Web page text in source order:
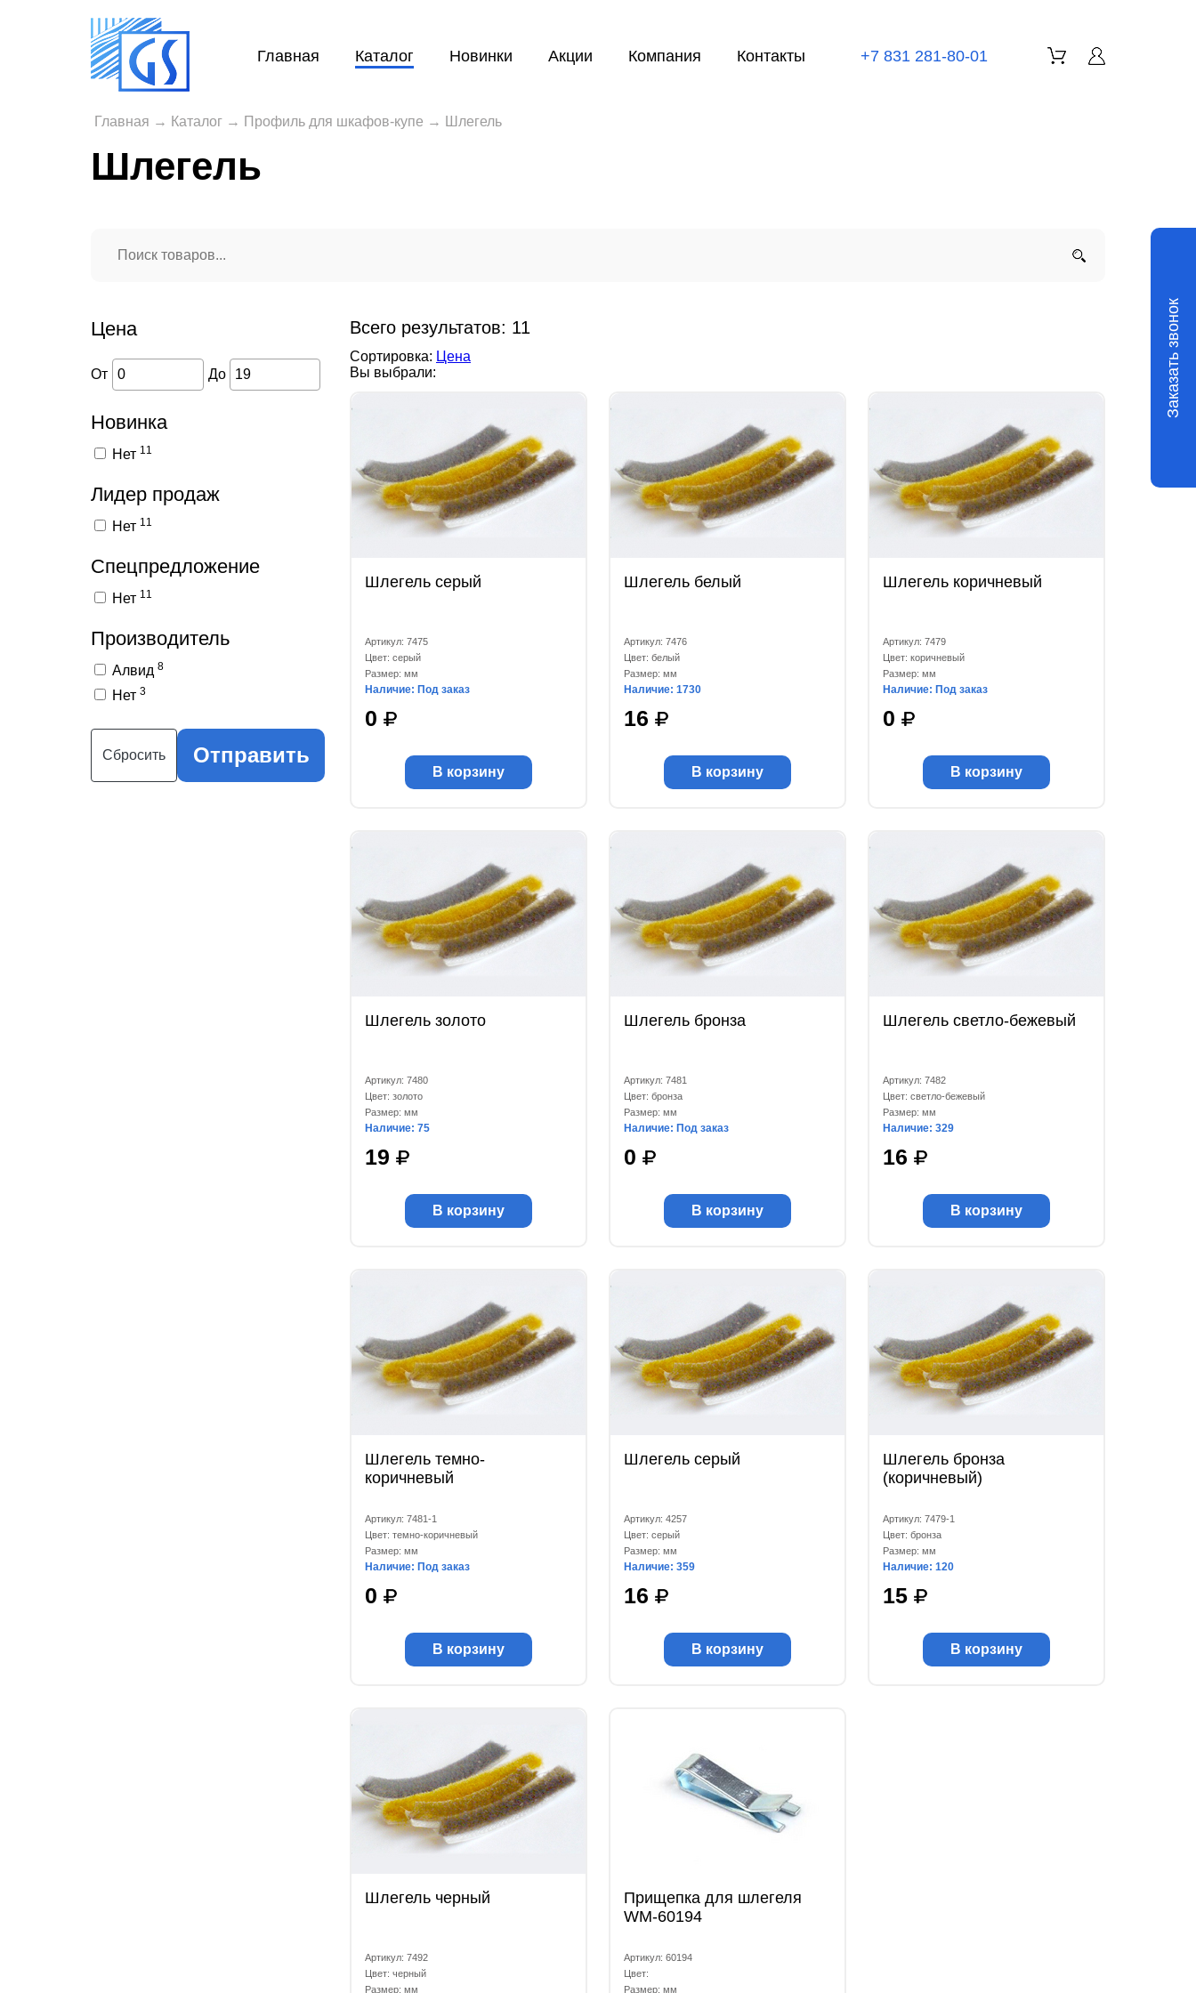
Главная Каталог Новинки Акции Компания Контакты +7 831 281-80-01
Главная → Каталог → Профиль для шкафов-купе → Шлегель
Шлегель
Цена
От До
Новинка
Нет 11
Лидер продаж
Нет 11
Спецпредложение
Нет 11
Производитель
Алвид 8
Нет 3
Сбросить Отправить
Всего результатов: 11
Сортировка: Цена
Вы выбрали:
Шлегель серый
Артикул: 7475
Цвет: серый
Размер: мм
Наличие: Под заказ
0
В корзину
Шлегель белый
Артикул: 7476
Цвет: белый
Размер: мм
Наличие: 1730
16
В корзину
Шлегель коричневый
Артикул: 7479
Цвет: коричневый
Размер: мм
Наличие: Под заказ
0
В корзину
Шлегель золото
Артикул: 7480
Цвет: золото
Размер: мм
Наличие: 75
19
В корзину
Шлегель бронза
Артикул: 7481
Цвет: бронза
Размер: мм
Наличие: Под заказ
0
В корзину
Шлегель светло-бежевый
Артикул: 7482
Цвет: светло-бежевый
Размер: мм
Наличие: 329
16
В корзину
Шлегель темно-
коричневый
Артикул: 7481-1
Цвет: темно-коричневый
Размер: мм
Наличие: Под заказ
0
В корзину
Шлегель серый
Артикул: 4257
Цвет: серый
Размер: мм
Наличие: 359
16
В корзину
Шлегель бронза
(коричневый)
Артикул: 7479-1
Цвет: бронза
Размер: мм
Наличие: 120
15
В корзину
Шлегель черный
Артикул: 7492
Цвет: черный
Размер: мм
Прищепка для шлегеля
WM-60194
Артикул: 60194
Цвет:
Размер: мм
Заказать звонок